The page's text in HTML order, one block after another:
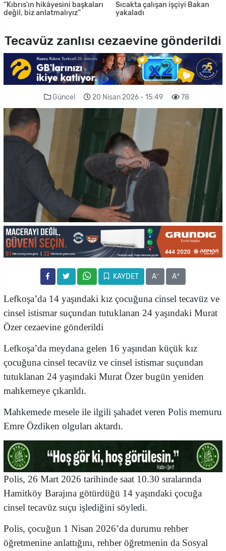
“Kıbrıs’ın hikâyesini başkaları
değil, biz anlatmalıyız”
Sıcakta çalışan işçiyi Bakan
yakaladı
Tecavüz zanlısı cezaevine gönderildi
Güncel 20 Nisan 2026 - 15:49 78
KAYDET A- A+
Lefkoşa’da 14 yaşındaki kız çocuğuna cinsel tecavüz ve
cinsel istismar suçundan tutuklanan 24 yaşındaki Murat
Özer cezaevine gönderildi
Lefkoşa’da meydana gelen 16 yaşından küçük kız
çocuğuna cinsel tecavüz ve cinsel istismar suçundan
tutuklanan 24 yaşındaki Murat Özer bugün yeniden
mahkemeye çıkarıldı.
Mahkemede mesele ile ilgili şahadet veren Polis memuru
Emre Özdiken olguları aktardı.
Polis, 26 Mart 2026 tarihinde saat 10.30 sıralarında
Hamitköy Barajına götürdüğü 14 yaşındaki çocuğa
cinsel tecavüz suçu işlediğini söyledi.
Polis, çocuğun 1 Nisan 2026’da durumu rehber
öğretmenine anlattığını, rehber öğretmenin da Sosyal